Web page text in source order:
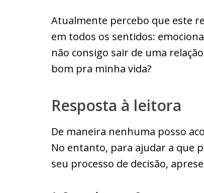
Atualmente percebo que este
em todos os sentidos:
não consigo sair de uma
bom pra minha vida?
Resposta à leitora
De maneira nenhuma posso
No entanto, para ajudar a que
seu processo de decisão,